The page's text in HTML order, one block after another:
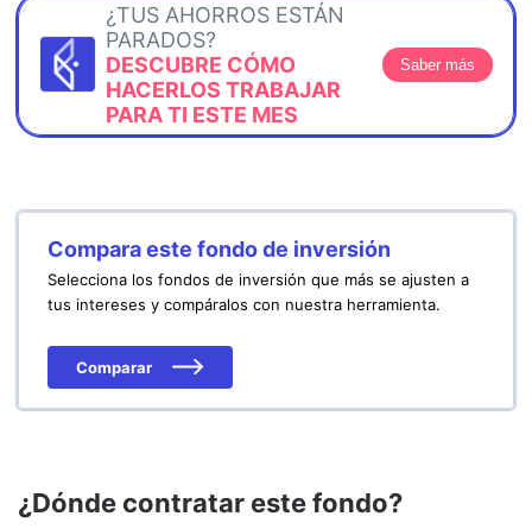
¿TUS AHORROS ESTÁN
PARADOS?
DESCUBRE CÓMO
HACERLOS TRABAJAR
PARA TI ESTE MES
Saber más
Compara este fondo de inversión
Selecciona los fondos de inversión que más se ajusten a
tus intereses y compáralos con nuestra herramienta.
Comparar
¿Dónde contratar este fondo?